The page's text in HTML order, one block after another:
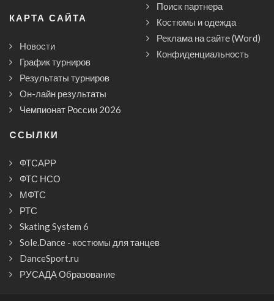
КАРТА САЙТА
Новости
График турниров
Результаты турниров
Он-лайн результаты
Чемпионат России 2026
Поиск партнера
Костюмы и одежда
Реклама на сайте (Word)
Конфиденциальность
CСЫЛКИ
ФТСАРР
ФТС НСО
МФТС
РТС
Skating System 6
Sole.Dance - костюмы для танцев
DanceSport.ru
РУСАДА Образование